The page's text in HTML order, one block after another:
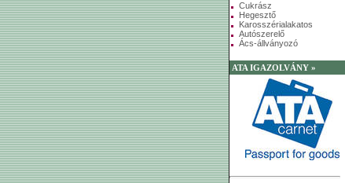
Cukrász
Hegesztő
Karosszérialakatos
Autószerelő
Ács-állványozó
ATA IGAZOLVÁNY »